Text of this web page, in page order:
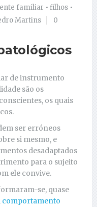
familiar • filhos •
Martins
0
de instrumento
são os
os quais
ser erróneos
si mesmo, e
desadaptados
para o sujeito
ele convive.
se, quase
comportamento